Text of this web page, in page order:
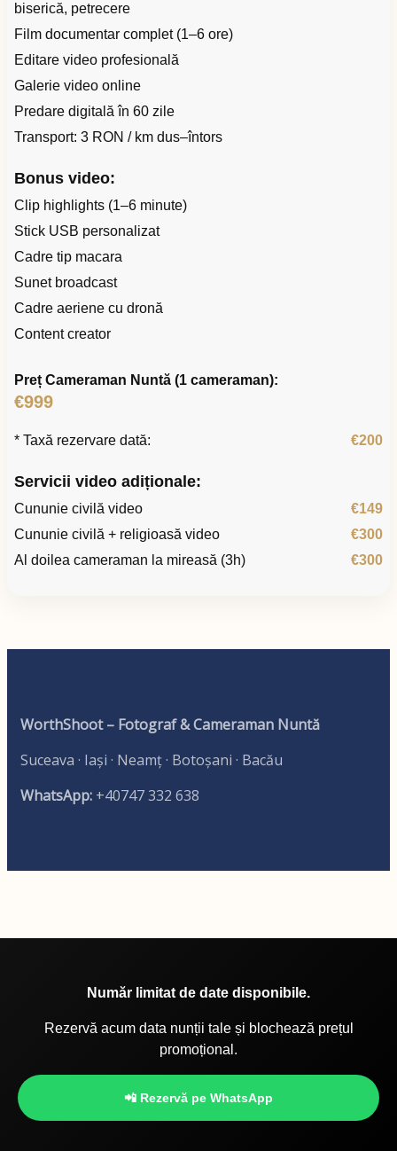
biserică, petrecere
Film documentar complet (1–6 ore)
Editare video profesională
Galerie video online
Predare digitală în 60 zile
Transport: 3 RON / km dus–întors
Bonus video:
Clip highlights (1–6 minute)
Stick USB personalizat
Cadre tip macara
Sunet broadcast
Cadre aeriene cu dronă
Content creator
Preț Cameraman Nuntă (1 cameraman):
€999
* Taxă rezervare dată: €200
Servicii video adiționale:
Cununie civilă video
€149
Cununie civilă + religioasă video
€300
Al doilea cameraman la mireasă (3h)
€300
WorthShoot – Fotograf & Cameraman Nuntă
Suceava · Iași · Neamț · Botoșani · Bacău
WhatsApp: +40747 332 638
Număr limitat de date disponibile.
Rezervă acum data nunții tale și blochează prețul
promoțional.
📲 Rezervă pe WhatsApp